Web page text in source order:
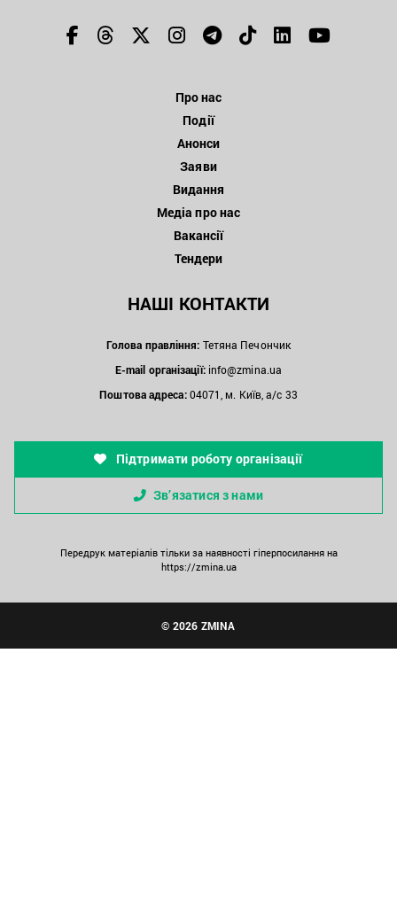
Про нас
Події
Анонси
Заяви
Видання
Медіа про нас
Вакансії
Тендери
НАШІ КОНТАКТИ
Голова правління: Тетяна Печончик
E-mail організації: info@zmina.ua
Поштова адреса:04071, м. Київ, а/с 33
Підтримати роботу організації
Зв’язатися з нами
Передрук матеріалів тільки за наявності гіперпосилання на
https://zmina.ua
© 2026 ZMINA